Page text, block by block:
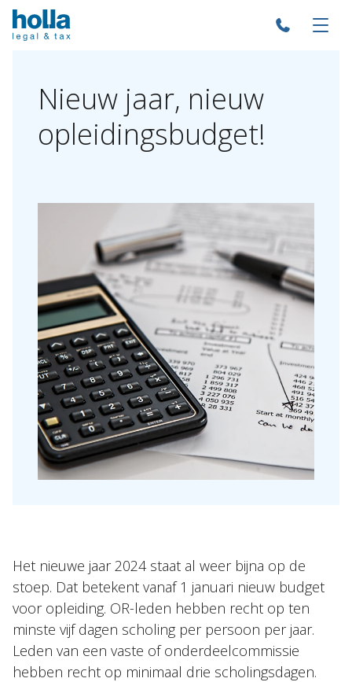
Over Holla
Onze mensen
Expertises
Topics
Internationaal
Nieuws
Nieuw jaar, nieuw
opleidingsbudget!
Het nieuwe jaar 2024 staat al weer bijna op de
stoep. Dat betekent vanaf 1 januari nieuw budget
voor opleiding. OR-leden hebben recht op ten
minste vijf dagen scholing per persoon per jaar.
Leden van een vaste of onderdeelcommissie
hebben recht op minimaal drie scholingsdagen.